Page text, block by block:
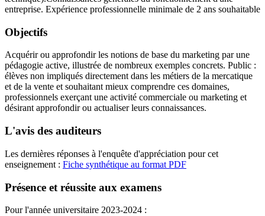
entreprise. Expérience professionnelle minimale de 2 ans souhaitable
Objectifs
Acquérir ou approfondir les notions de base du marketing par une
pédagogie active, illustrée de nombreux exemples concrets. Public :
élèves non impliqués directement dans les métiers de la mercatique
et de la vente et souhaitant mieux comprendre ces domaines,
professionnels exerçant une activité commerciale ou marketing et
désirant approfondir ou actualiser leurs connaissances.
L'avis des auditeurs
Les dernières réponses à l'enquête d'appréciation pour cet
enseignement : Fiche synthétique au format PDF
Présence et réussite aux examens
Pour l'année universitaire 2023-2024 :